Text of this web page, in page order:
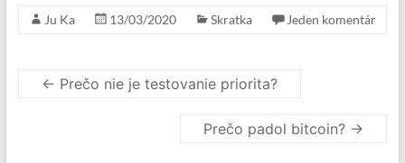
Ju Ka 13/03/2020 Skratka Jeden komentár
← Prečo nie je testovanie priorita?
Prečo padol bitcoin? →